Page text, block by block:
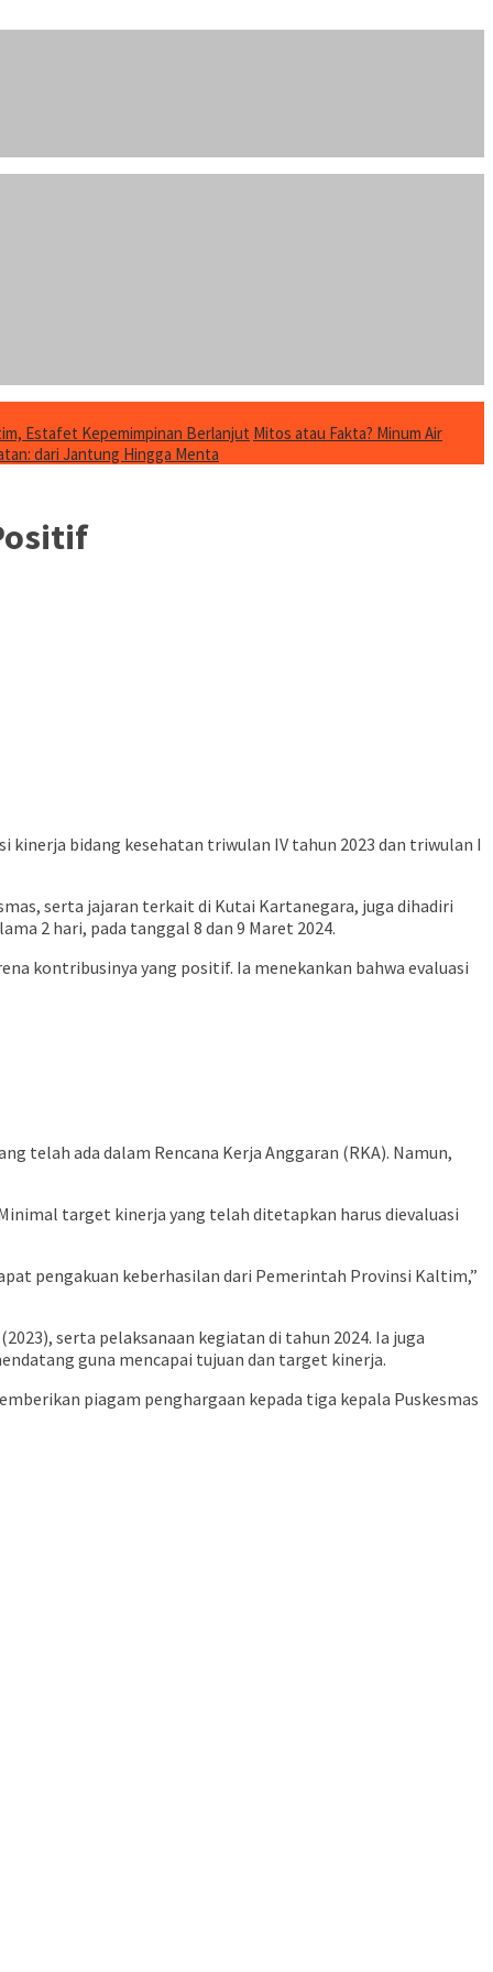
Estafet Kepemimpinan Berlanjut Mitos atau Fakta? Minum Air
dari Jantung Hingga Menta
kinerja bidang kesehatan triwulan IV tahun 2023 dan triwulan I
serta jajaran terkait di Kutai Kartanegara, juga dihadiri
2 hari, pada tanggal 8 dan 9 Maret 2024.
kontribusinya yang positif. Ia menekankan bahwa evaluasi
telah ada dalam Rencana Kerja Anggaran (RKA). Namun,
target kinerja yang telah ditetapkan harus dievaluasi
pengakuan keberhasilan dari Pemerintah Provinsi Kaltim,”
serta pelaksanaan kegiatan di tahun 2024. Ia juga
guna mencapai tujuan dan target kinerja.
piagam penghargaan kepada tiga kepala Puskesmas